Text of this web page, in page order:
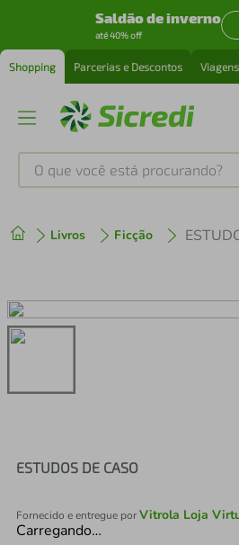
Saldão de inverno
até 40% off
Shopping Parcerias e Descontos Viagens
O que você está procurando?
Livros Ficção
ESTUDOS DE CASO
Fornecido e entregue porVitrola Loja
Carregando…
2º cafeteira